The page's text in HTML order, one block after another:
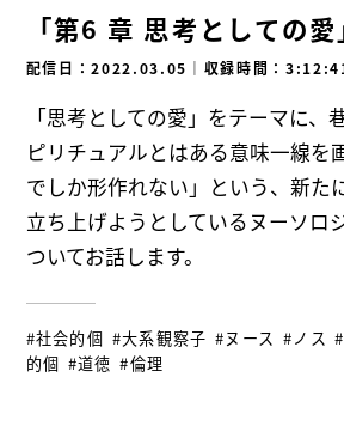
「第6 章 思考としての
配信日：2022.03.05 ｜ 収録時間：
「思考としての愛」をテーマに、
ピリチュアルとはある意味一線を
でしか形作れない」という、新た
立ち上げようとしているヌーソロ
ついてお話します。
#社会的個 #大系観察子 #ヌース #ノス
的個 #道徳 #倫理